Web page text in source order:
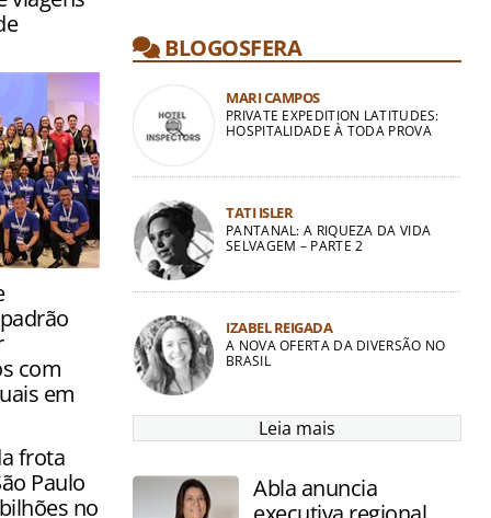
nesta
a
BLOGOSFERA
MARI CAMPOS
PRIVATE EXPEDITION LATITUDES:
HOSPITALIDADE À TODA PROVA
TATI ISLER
PANTANAL: A RIQUEZA DA VIDA
SELVAGEM – PARTE 2
IZABEL REIGADA
A NOVA OFERTA DA DIVERSÃO NO
BRASIL
Leia mais
com
em
frota
Paulo
no
Abla anuncia